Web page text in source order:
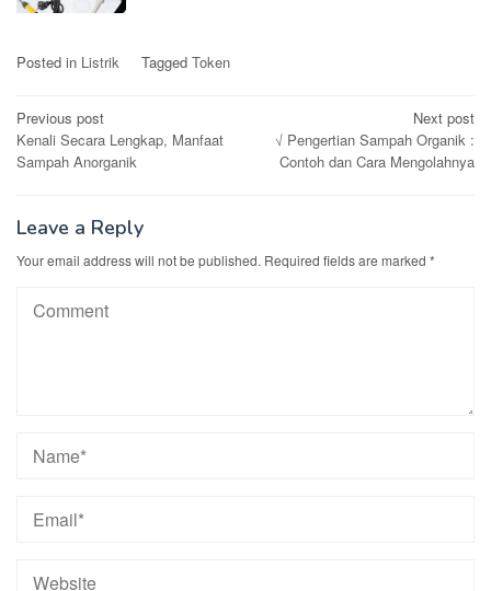
Posted in Listrik Tagged Token
Post
navigation
Previous post
Kenali Secara Lengkap, Manfaat
Sampah Anorganik
Next post
√ Pengertian Sampah Organik :
Contoh dan Cara Mengolahnya
Leave a Reply
Your email address will not be published. Required fields are marked *